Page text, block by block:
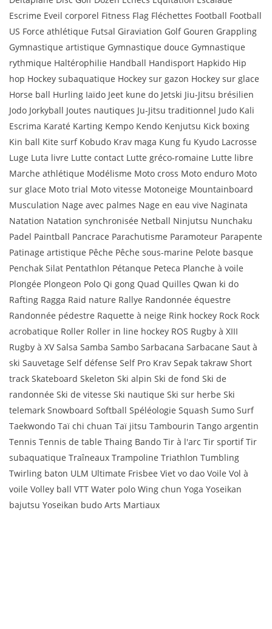
Escrime Eveil corporel Fitness Flag Fléchettes Football Football
US Force athlétique Futsal Giraviation Golf Gouren Grappling
Gymnastique artistique Gymnastique douce Gymnastique
rythmique Haltérophilie Handball Handisport Hapkido Hip
hop Hockey subaquatique Hockey sur gazon Hockey sur glace
Horse ball Hurling Iaïdo Jeet kune do Jetski Jiu-Jitsu brésilien
Jodo Jorkyball Joutes nautiques Ju-Jitsu traditionnel Judo Kali
Escrima Karaté Karting Kempo Kendo Kenjutsu Kick boxing
Kin ball Kite surf Kobudo Krav maga Kung fu Kyudo Lacrosse
Luge Luta livre Lutte contact Lutte gréco-romaine Lutte libre
Marche athlétique Modélisme Moto cross Moto enduro Moto
sur glace Moto trial Moto vitesse Motoneige Mountainboard
Musculation Nage avec palmes Nage en eau vive Naginata
Natation Natation synchronisée Netball Ninjutsu Nunchaku
Padel Paintball Pancrace Parachutisme Paramoteur Parapente
Patinage artistique Pêche Pêche sous-marine Pelote basque
Penchak Silat Pentathlon Pétanque Peteca Planche à voile
Plongée Plongeon Polo Qi gong Quad Quilles Qwan ki do
Rafting Ragga Raid nature Rallye Randonnée équestre
Randonnée pédestre Raquette à neige Rink hockey Rock Rock
acrobatique Roller Roller in line hockey ROS Rugby à XIII
Rugby à XV Salsa Samba Sambo Sarbacana Sarbacane Saut à
ski Sauvetage Self défense Self Pro Krav Sepak takraw Short
track Skateboard Skeleton Ski alpin Ski de fond Ski de
randonnée Ski de vitesse Ski nautique Ski sur herbe Ski
telemark Snowboard Softball Spéléologie Squash Sumo Surf
Taekwondo Taï chi chuan Taï jitsu Tambourin Tango argentin
Tennis Tennis de table Thaing Bando Tir à l'arc Tir sportif Tir
subaquatique Traîneaux Trampoline Triathlon Tumbling
Twirling baton ULM Ultimate Frisbee Viet vo dao Voile Vol à
voile Volley ball VTT Water polo Wing chun Yoga Yoseikan
bajutsu Yoseikan budo Arts Martiaux